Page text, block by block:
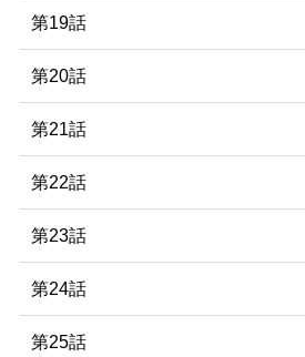
第19話
第20話
第21話
第22話
第23話
第24話
第25話